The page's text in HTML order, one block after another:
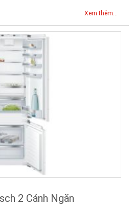
Xem thêm...
2 Cánh Ngăn